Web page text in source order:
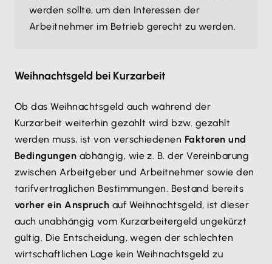
werden sollte, um den Interessen der
Arbeitnehmer im Betrieb gerecht zu werden.
Weihnachtsgeld bei Kurzarbeit
Ob das Weihnachtsgeld auch während der
Kurzarbeit weiterhin gezahlt wird bzw. gezahlt
werden muss, ist von verschiedenen Faktoren und
Bedingungen abhängig, wie z. B. der Vereinbarung
zwischen Arbeitgeber und Arbeitnehmer sowie den
tarifvertraglichen Bestimmungen. Bestand bereits
vorher ein Anspruch auf Weihnachtsgeld, ist dieser
auch unabhängig vom Kurzarbeitergeld ungekürzt
gültig. Die Entscheidung, wegen der schlechten
wirtschaftlichen Lage kein Weihnachtsgeld zu